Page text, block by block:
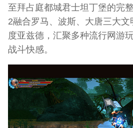
至拜占庭都城君士坦丁堡的完
2融合罗马、波斯、大唐三大文
度亚兹德，汇聚多种流行网游
战斗快感。